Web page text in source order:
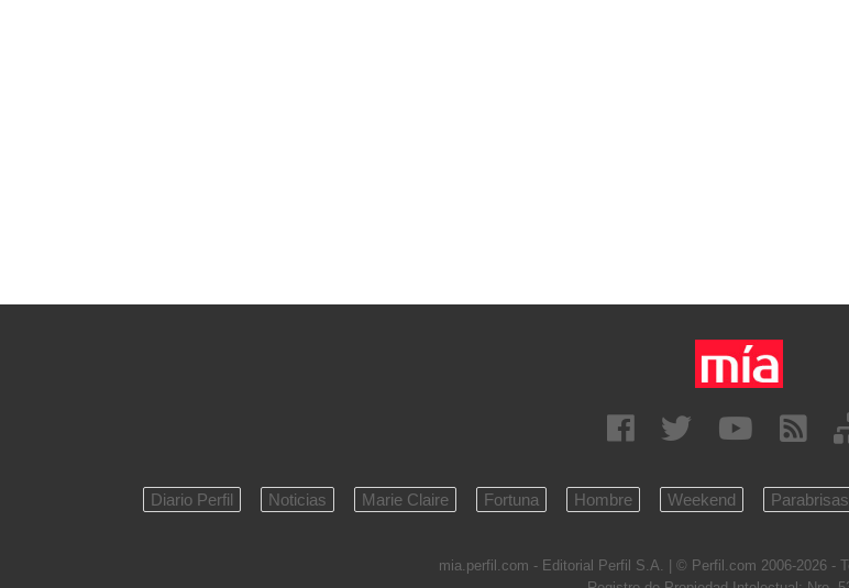
Diario Perfil Noticias Marie Claire Fortuna Hombre Weekend Parabrisas
mia.perfil.com - Editorial Perfil S.A.
| © Perfil.com 2006-2026 -